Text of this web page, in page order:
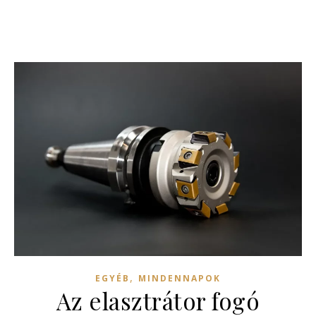
EGYÉB , MINDENNAPOK
Az elasztrátor fogó